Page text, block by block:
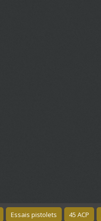
Essais pistolets 45 ACP